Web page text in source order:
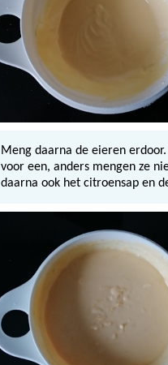
Meng daarna de eieren
voor een, anders mengen ze
daarna ook het citroensap en